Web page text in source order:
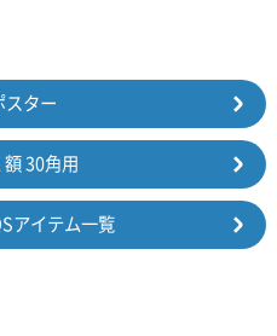
スター
額 30角用
アイテム一覧